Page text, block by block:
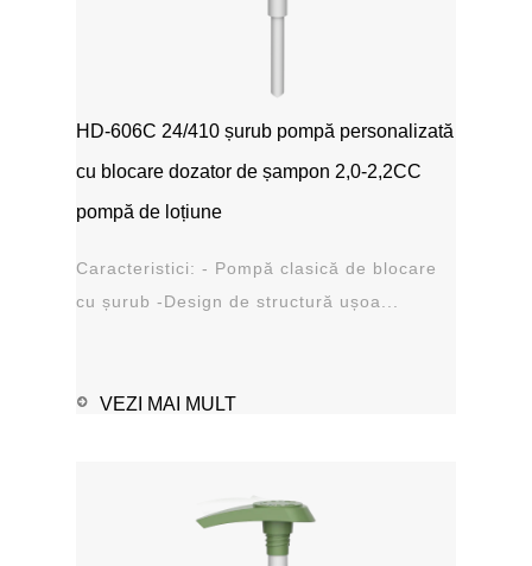
HD-606C 24/410 șurub pompă personalizată
cu blocare dozator de șampon 2,0-2,2CC
pompă de loțiune
Caracteristici: - Pompă clasică de blocare
cu șurub -Design de structură ușoa...
VEZI MAI MULT